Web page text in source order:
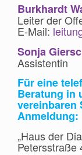
Burkhardt
Leiter der
E-Mail:
Sonja
Assistentin
Für eine
Beratung in
vereinbaren
Anmeldung:
„Haus der
Petersstraße